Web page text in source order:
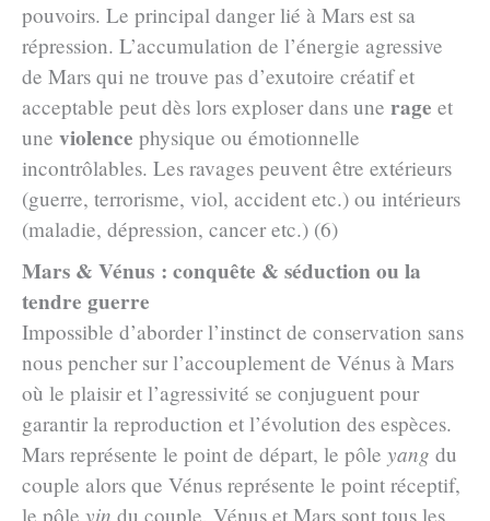
pouvoirs. Le principal danger lié à Mars est sa
répression. L’accumulation de l’énergie agressive
de Mars qui ne trouve pas d’exutoire créatif et
acceptable peut dès lors exploser dans une rage et
une violence physique ou émotionnelle
incontrôlables. Les ravages peuvent être extérieurs
(guerre, terrorisme, viol, accident etc.) ou intérieurs
(maladie, dépression, cancer etc.) (6)
Mars & Vénus : conquête & séduction ou la
tendre guerre
Impossible d’aborder l’instinct de conservation sans
nous pencher sur l’accouplement de Vénus à Mars
où le plaisir et l’agressivité se conjuguent pour
garantir la reproduction et l’évolution des espèces.
Mars représente le point de départ, le pôle yang du
couple alors que Vénus représente le point réceptif,
le pôle yin du couple. Vénus et Mars sont tous les